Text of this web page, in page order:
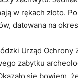
w rękach złoto.
datowana na
Urząd Ochrony
zabytku
się bowiem,